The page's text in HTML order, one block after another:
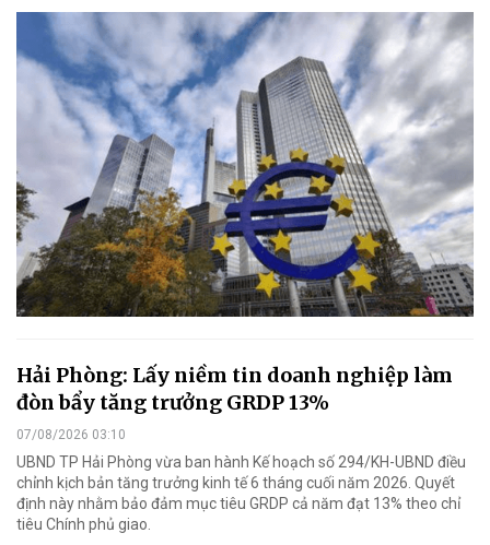
Hải Phòng: Lấy niềm tin doanh nghiệp làm
đòn bẩy tăng trưởng GRDP 13%
07/08/2026 03:10
UBND TP Hải Phòng vừa ban hành Kế hoạch số 294/KH-UBND điều
chỉnh kịch bản tăng trưởng kinh tế 6 tháng cuối năm 2026. Quyết
định này nhằm bảo đảm mục tiêu GRDP cả năm đạt 13% theo chỉ
tiêu Chính phủ giao.